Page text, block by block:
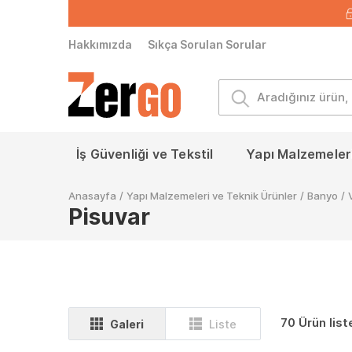
Hakkımızda Sıkça Sorulan Sorular
İş Güvenliği ve Tekstil Yapı
Anasayfa / Yapı Malzemeleri ve Teknik Ürünler / Banyo /
Pisuvar
Galeri Liste 70 Ürün